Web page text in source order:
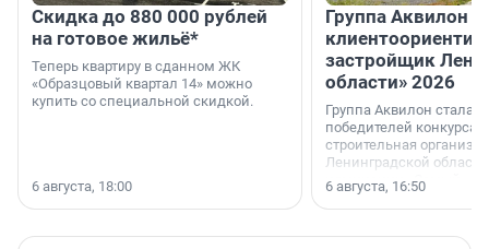
Скидка до 880 000 рублей
на готовое жильё*
Теперь квартиру в сданном ЖК
«Образцовый квартал 14» можно
купить со специальной скидкой.
6 августа, 18:00
Группа Аквилон
застройщик
области» 2026
Группа Аквилон стала
победителей конкурса
строительная
Ленинградской области
номинации «Самый
застройщик
области».
6 августа, 16:50